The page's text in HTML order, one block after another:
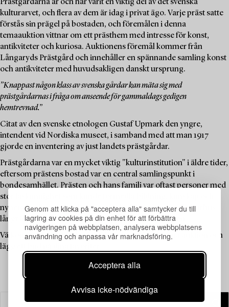
Genom att klicka på "acceptera alla" samtycker du till
lagring av cookies på din enhet för att förbättra
navigeringen på webbplatsen, analysera webbplatsens
användning och anpassa vår marknadsföring.
Acceptera alla
Avvisa icke-nödvändiga
Prästgårdarna är och har varit en viktig del av det svenska
kulturarvet, och flera av dem är idag i privat ägo. Varje präst satte
förstås sin prägel på bostaden, och föremålen i denna
temaauktion vittnar om ett prästhem med intresse för konst,
antikviteter och kuriosa. Auktionens föremål kommer från
Långaryds Prästgård och innehåller en spännande samling konst
och antikviteter med huvudsakligen danskt ursprung.
”Knappast någon klass av svenska gårdar kan mäta sig med
prästgårdarnas i fråga om anseende för gammaldags gedigen
hemtrevnad.”
Citat av den svenske etnologen Gustaf Upmark den yngre,
intendent vid Nordiska museet, i samband med att man 1917
gjorde en inventering av just landets prästgårdar.
Prästgårdarna var en mycket viktig "kulturinstitution" i äldre tider,
eftersom prästens bostad var en central samlingspunkt i
bondesamhället. Prästen och hans familj var oftast personer med
stor läskunnighet som kunde förmedla bildning, kunskap och
nyheter, och prästgården fungerade därför som ett "kulturhus"
långt innan sådana fanns tillgängliga för allmänheten.
Välkommen att utforska de unika föremålen i denna auktion och
lägg ett bud på dina favoriter.